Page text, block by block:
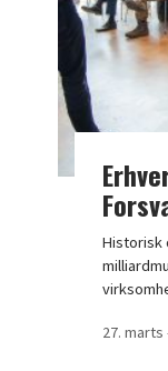
Historisk
27. marts